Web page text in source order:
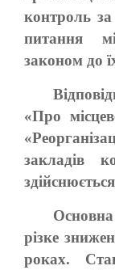
контроль
питання
законом до
«Про
закладів
різке
роках.